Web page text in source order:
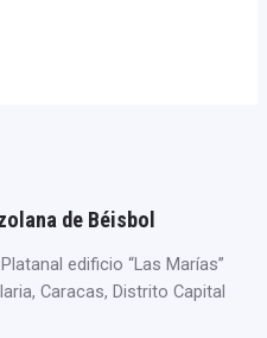
de Béisbol
edificio “Las Marías”
Caracas, Distrito Capital